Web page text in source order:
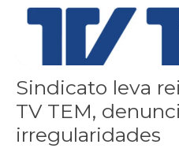
Sindicato leva
TV TEM,
irregularidades